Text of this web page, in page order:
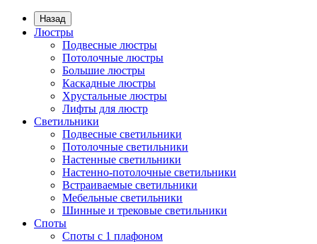
Назад
Люстры
Подвесные люстры
Потолочные люстры
Большие люстры
Каскадные люстры
Хрустальные люстры
Лифты для люстр
Светильники
Подвесные светильники
Потолочные светильники
Настенные светильники
Настенно-потолочные светильники
Встраиваемые светильники
Мебельные светильники
Шинные и трековые светильники
Споты
Споты с 1 плафоном